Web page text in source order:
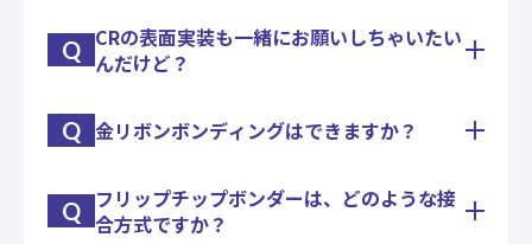
アルミボンディングは、太線・細線・リボンに対応
出来ます。
Q CRの表面実装も一緒にお願いしちゃいたい
んだけど？
少量でしたら、社内対応で。
ベアチップ実装含め我が社で一括して実装組立て
し、納品いたします。
Q 金リボンボンディングはできますか？
対応できるのですが、金リボンが非常に高価なこと
もあり、慎重にお打合せいただきながら進めさせて
Q フリップチップボンダーは、どのような接
合方式ですか？